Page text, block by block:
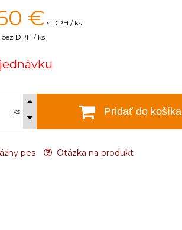
€ s DPH / ks
bez DPH / ks
ks Pridať do košíka
pes Otázka na produkt